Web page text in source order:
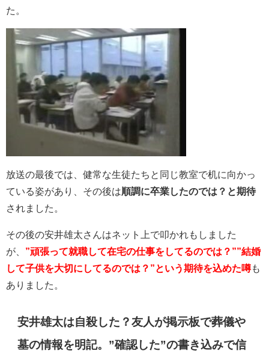
た。
放送の最後では、健常な生徒たちと同じ教室で机に向かっ
ている姿があり、その後は 順調に卒業したのでは？と期待
されました。
その後の安井雄太さんはネット上で叩かれもしました
が、 ”頑張って就職して在宅の仕事をしてるのでは？””結婚
して子供を大切にしてるのでは？”という期待を込めた噂も
ありました。
安井雄太は自殺した？友人が掲示板で葬儀や
墓の情報を明記。”確認した”の書き込みで信